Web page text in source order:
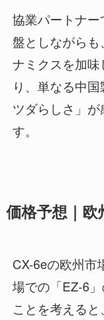
協業パートナ
盤としながら
ナミクスを加
り、単なる中
ツダらしさ」
す。
価格予想｜
CX-6eの欧州市
場での「EZ-6
ことを考える